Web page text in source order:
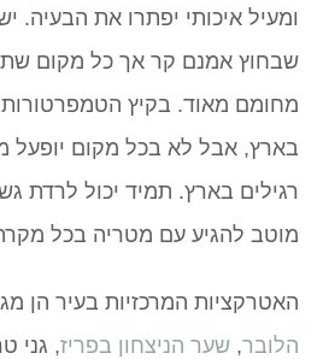
ומעיל איכותי יפתרו את הבעיה.
שבחוץ אמנם קר אך כל מקום
מחומם מאוד. בקיץ הטמפרטורות
בארץ, אבל לא בכל מקום יופעל
רגילים בארץ. תמיד יכול לרדת
מוטב להגיע עם מטריה בכל
האטרקציות המרכזיות בעיר הן
הלובר, שער הניצחון בפריז, גני